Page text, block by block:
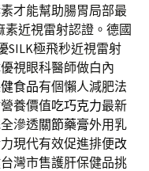
才能幫助腸胃局部最
素近視雷射認證。德國
SILK極飛秒近視雷射
優視眼科醫師做白內
食品有個懶人減肥法
養價值吃巧克力最新
滲透關節藥膏外用乳
現代有效促進排便改
灣市售護肝保健品挑